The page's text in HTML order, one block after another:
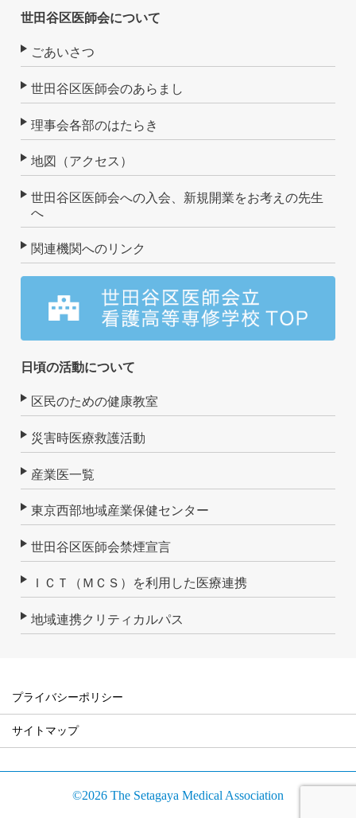
世田谷区医師会について
ごあいさつ
世田谷区医師会のあらまし
理事会各部のはたらき
地図（アクセス）
世田谷区医師会への入会、新規開業をお考えの先生
へ
関連機関へのリンク
日頃の活動について
区民のための健康教室
災害時医療救護活動
産業医一覧
東京西部地域産業保健センター
世田谷区医師会禁煙宣言
ＩＣＴ（ＭＣＳ）を利用した医療連携
地域連携クリティカルパス
プライバシーポリシー
サイトマップ
©2026 The Setagaya Medical Association